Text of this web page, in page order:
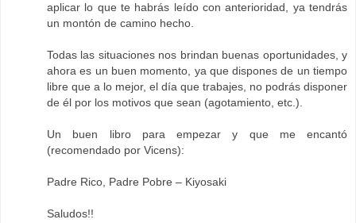
aplicar lo que te habrás leído con anterioridad, ya tendrás
un montón de camino hecho.
Todas las situaciones nos brindan buenas oportunidades, y
ahora es un buen momento, ya que dispones de un tiempo
libre que a lo mejor, el día que trabajes, no podrás disponer
de él por los motivos que sean (agotamiento, etc.).
Un buen libro para empezar y que me encantó
(recomendado por Vicens):
Padre Rico, Padre Pobre – Kiyosaki
Saludos!!